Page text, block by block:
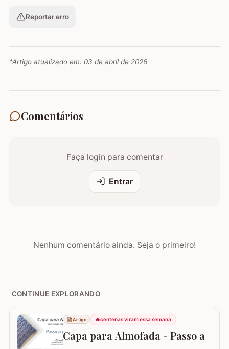
Reportar erro
*Artigo atualizado em: 03 de abril de 2026
Comentários
Faça login para comentar
Entrar
Nenhum comentário ainda. Seja o primeiro!
CONTINUE EXPLORANDO
Artigo 🔥centenas viram essa semana
Capa para Almofada - Passo a